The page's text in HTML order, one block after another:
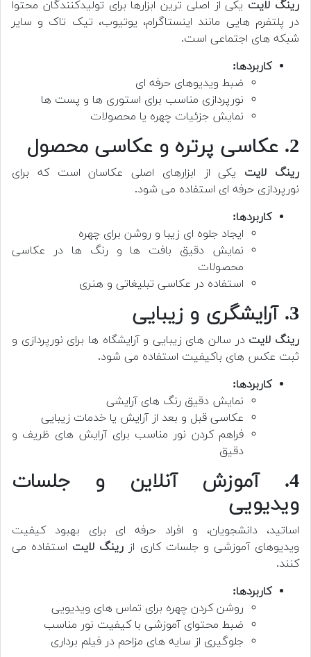
رینگ لایت یکی از اصلی ترین ابزارها برای تولیدکنندگان محتوا
در پلتفرم هایی مانند اینستاگرام، یوتیوب، تیک تاک و سایر
شبکه های اجتماعی است.
کاربردها:
ضبط ویدیوهای حرفه ای
نورپردازی مناسب برای استوری ها و پست ها
نمایش جزئیات چهره یا محصولات
2. عکاسی پرتره و عکاسی محصول
رینگ لایت یکی از ابزارهای اصلی عکاسان است که برای
نورپردازی حرفه ای استفاده می شود.
کاربردها:
ایجاد جلوه ای زیبا و روشن برای چهره
نمایش دقیق بافت ها و رنگ ها در عکاسی
محصولات
استفاده در عکاسی تبلیغاتی و هنری
3. آرایشگری و زیبایی
رینگ لایت در سالن های زیبایی و آرایشگاه ها برای نورپردازی و
ثبت عکس های باکیفیت استفاده می شود.
کاربردها:
نمایش دقیق رنگ های آرایشی
عکاسی قبل و بعد از آرایش یا خدمات زیبایی
فراهم کردن نور مناسب برای آرایش های ظریف و
دقیق
4. آموزش آنلاین و جلسات
ویدیویی
اساتید، دانشجویان، و افراد حرفه ای برای بهبود کیفیت
ویدیوهای آموزشی و جلسات کاری از رینگ لایت استفاده می
کنند.
کاربردها:
روشن کردن چهره برای تماس های ویدیویی
ضبط محتوای آموزشی با کیفیت نور مناسب
جلوگیری از سایه های مزاحم در فیلم برداری